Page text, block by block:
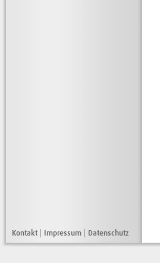
Kontakt Impressum Datenschutz